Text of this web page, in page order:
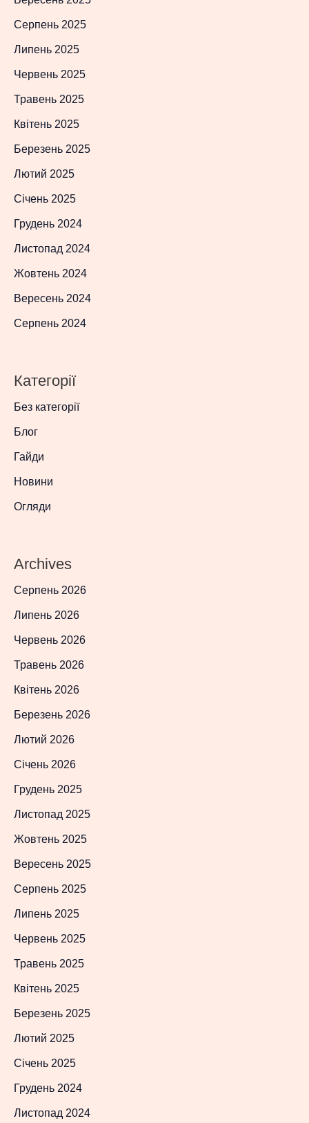
Серпень 2025
Липень 2025
Червень 2025
Травень 2025
Квітень 2025
Березень 2025
Лютий 2025
Січень 2025
Грудень 2024
Листопад 2024
Жовтень 2024
Вересень 2024
Серпень 2024
Категорії
Без категорії
Блог
Гайди
Новини
Огляди
Archives
Серпень 2026
Липень 2026
Червень 2026
Травень 2026
Квітень 2026
Березень 2026
Лютий 2026
Січень 2026
Грудень 2025
Листопад 2025
Жовтень 2025
Вересень 2025
Серпень 2025
Липень 2025
Червень 2025
Травень 2025
Квітень 2025
Березень 2025
Лютий 2025
Січень 2025
Грудень 2024
Листопад 2024